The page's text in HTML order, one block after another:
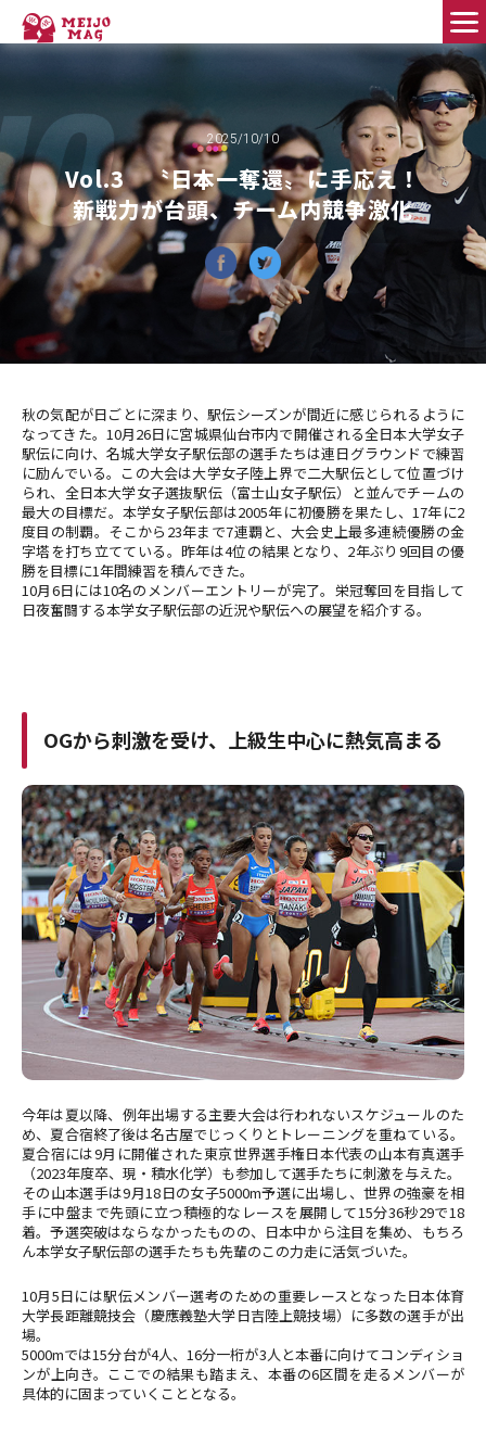
FEATURE PEOPLE
Good Fellows
MEIJO DIAMOND
HELLO WORLD!
名城大のススメ！
MEIPLE
2025/10/10
Vol.3 〝日本一奪還〟に手応え！
新戦力が台頭、チーム内競争激化
秋の気配が日ごとに深まり、駅伝シーズンが間近に感じられるように
なってきた。10月26日に宮城県仙台市内で開催される全日本大学女子
駅伝に向け、名城大学女子駅伝部の選手たちは連日グラウンドで練習
に励んでいる。この大会は大学女子陸上界で二大駅伝として位置づけ
られ、全日本大学女子選抜駅伝（富士山女子駅伝）と並んでチームの
最大の目標だ。本学女子駅伝部は2005年に初優勝を果たし、17年に2
度目の制覇。そこから23年まで7連覇と、大会史上最多連続優勝の金
字塔を打ち立てている。昨年は4位の結果となり、2年ぶり9回目の優
勝を目標に1年間練習を積んできた。
10月6日には10名のメンバーエントリーが完了。栄冠奪回を目指して
日夜奮闘する本学女子駅伝部の近況や駅伝への展望を紹介する。
OGから刺激を受け、上級生中心に熱気高まる
今年は夏以降、例年出場する主要大会は行われないスケジュールのた
め、夏合宿終了後は名古屋でじっくりとトレーニングを重ねている。
夏合宿には9月に開催された東京世界選手権日本代表の山本有真選手
（2023年度卒、現・積水化学）も参加して選手たちに刺激を与えた。
その山本選手は9月18日の女子5000m予選に出場し、世界の強豪を相
手に中盤まで先頭に立つ積極的なレースを展開して15分36秒29で18
着。予選突破はならなかったものの、日本中から注目を集め、もちろ
ん本学女子駅伝部の選手たちも先輩のこの力走に活気づいた。
10月5日には駅伝メンバー選考のための重要レースとなった日本体育
大学長距離競技会（慶應義塾大学日吉陸上競技場）に多数の選手が出
場。
5000mでは15分台が4人、16分一桁が3人と本番に向けてコンディショ
ンが上向き。ここでの結果も踏まえ、本番の6区間を走るメンバーが
具体的に固まっていくこととなる。